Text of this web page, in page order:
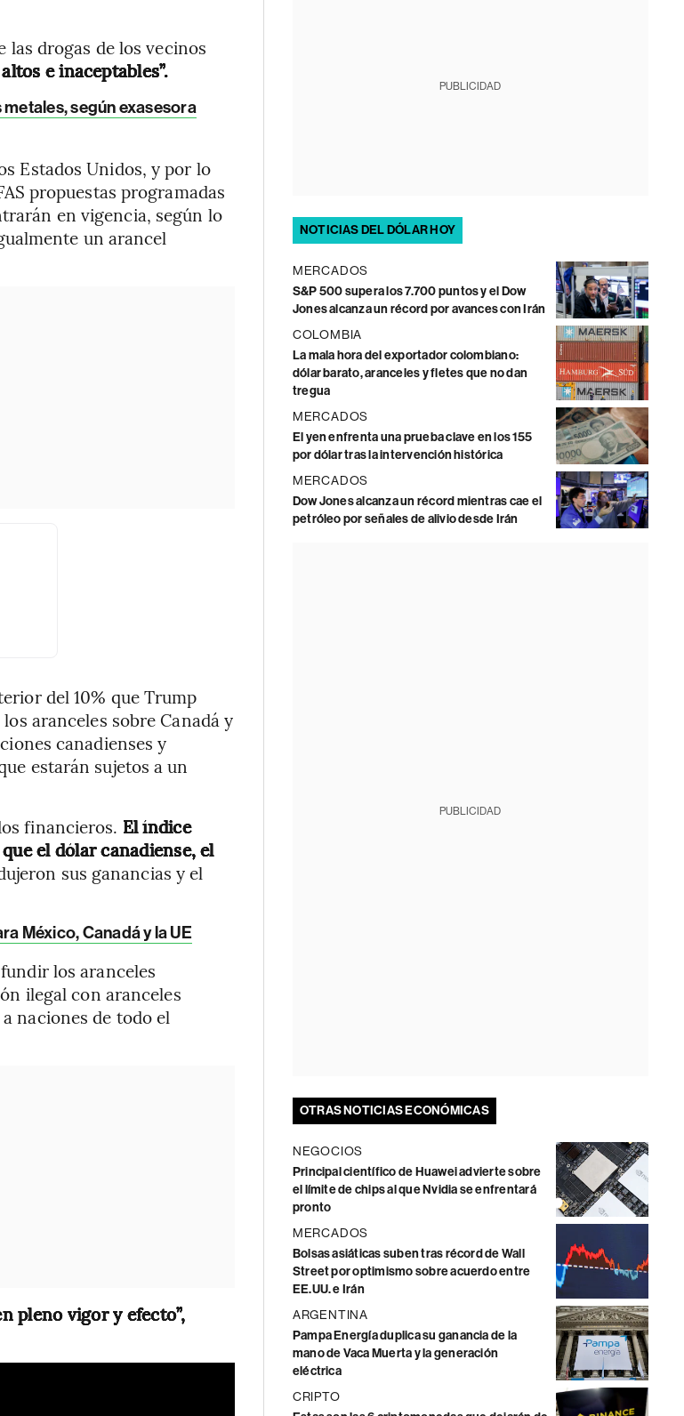
las drogas de los vecinos
e inaceptables”.
según exasesora
Estados Unidos, y por lo
propuestas programadas
en vigencia, según lo
un arancel
del 10% que Trump
aranceles sobre Canadá y
canadienses y
estarán sujetos a un
financieros. El índice
el dólar canadiense, el
sus ganancias y el
México, Canadá y la UE
los aranceles
ilegal con aranceles
naciones de todo el
pleno vigor y efecto”,
PUBLICIDAD
NOTICIAS DEL DÓLAR HOY
MERCADOS
S&P 500 supera los 7.700 puntos y el Dow
Jones alcanza un récord por avances con Irán
COLOMBIA
La mala hora del exportador colombiano:
dólar barato, aranceles y fletes que no dan
tregua
MERCADOS
El yen enfrenta una prueba clave en los 155
por dólar tras la intervención histórica
MERCADOS
Dow Jones alcanza un récord mientras cae el
petróleo por señales de alivio desde Irán
PUBLICIDAD
OTRAS NOTICIAS ECONÓMICAS
NEGOCIOS
Principal científico de Huawei advierte sobre
el límite de chips al que Nvidia se enfrentará
pronto
MERCADOS
Bolsas asiáticas suben tras récord de Wall
Street por optimismo sobre acuerdo entre
EE.UU. e Irán
ARGENTINA
Pampa Energía duplica su ganancia de la
mano de Vaca Muerta y la generación
eléctrica
CRIPTO